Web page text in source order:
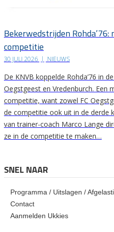
Bekerwedstrijden
competitie
30 JULI 2026 | NIEUWS
De KNVB koppelde Rohda’76 in
Oegstgeest en Vredenburch. Een
competitie, want zowel FC
de competitie ook uit in de derde
van trainer-coach Marco Lange
ze in de competitie te maken…
SNEL NAAR
Programma / Uitslagen /
Contact
Aanmelden Ukkies